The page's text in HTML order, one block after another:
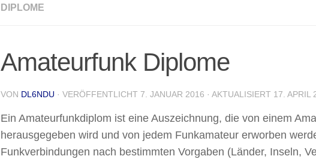
DIPLOME
Amateurfunk Diplome
VON DL6NDU · VERÖFFENTLICHT 7. JANUAR 2016 · AKTUALISIERT 17. APRIL
Ein Amateurfunkdiplom ist eine Auszeichnung, die von einem
herausgegeben wird und von jedem Funkamateur erworben
Funkverbindungen nach bestimmten Vorgaben (Länder, Inseln,